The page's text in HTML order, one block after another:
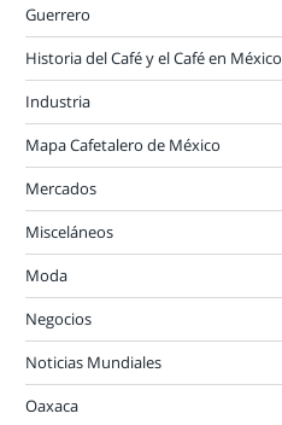
Guerrero
Historia del Café y el Café en México
Industria
Mapa Cafetalero de México
Mercados
Misceláneos
Moda
Negocios
Noticias Mundiales
Oaxaca